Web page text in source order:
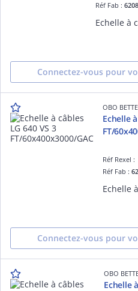
Réf Fab :
Connectez-vous pour
OBO
Echelle
FT/
Réf Rexel :
Réf Fab :
Connectez-vous pour
OBO
Echelle